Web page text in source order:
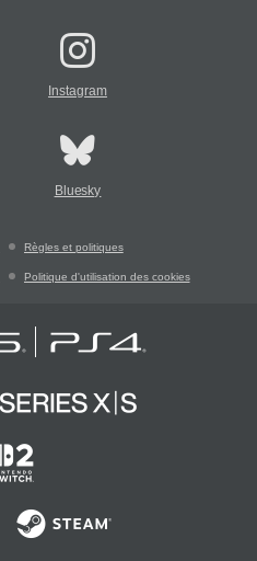
Instagram
Bluesky
Règles et politiques
Politique d'utilisation des cookies